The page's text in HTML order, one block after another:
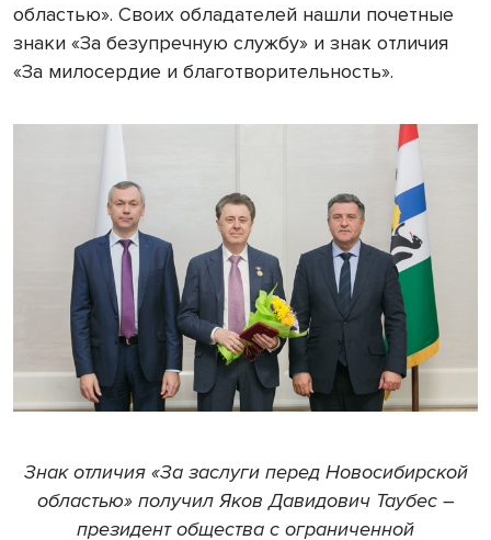
областью». Своих обладателей нашли почетные
знаки «За безупречную службу» и знак отличия
«За милосердие и благотворительность».
Знак отличия «За заслуги перед Новосибирской
областью» получил Яков Давидович Таубес –
президент общества с ограниченной